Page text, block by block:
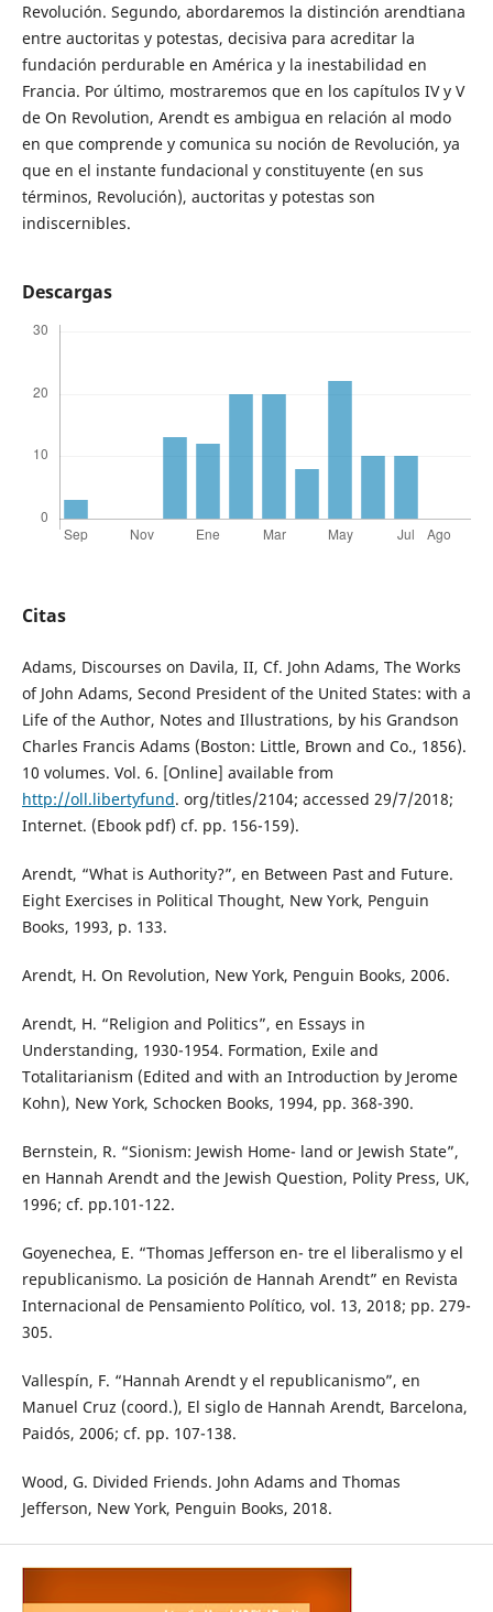
Revolución. Segundo, abordaremos la distinción arendtiana
entre auctoritas y potestas, decisiva para acreditar la
fundación perdurable en América y la inestabilidad en
Francia. Por último, mostraremos que en los capítulos IV y V
de On Revolution, Arendt es ambigua en relación al modo
en que comprende y comunica su noción de Revolución, ya
que en el instante fundacional y constituyente (en sus
términos, Revolución), auctoritas y potestas son
indiscernibles.
Descargas
Citas
Adams, Discourses on Davila, II, Cf. John Adams, The Works
of John Adams, Second President of the United States: with a
Life of the Author, Notes and Illustrations, by his Grandson
Charles Francis Adams (Boston: Little, Brown and Co., 1856).
10 volumes. Vol. 6. [Online] available from
http://oll.libertyfund. org/titles/2104; accessed 29/7/2018;
Internet. (Ebook pdf) cf. pp. 156-159).
Arendt, “What is Authority?”, en Between Past and Future.
Eight Exercises in Political Thought, New York, Penguin
Books, 1993, p. 133.
Arendt, H. On Revolution, New York, Penguin Books, 2006.
Arendt, H. “Religion and Politics”, en Essays in
Understanding, 1930-1954. Formation, Exile and
Totalitarianism (Edited and with an Introduction by Jerome
Kohn), New York, Schocken Books, 1994, pp. 368-390.
Bernstein, R. “Sionism: Jewish Home- land or Jewish State”,
en Hannah Arendt and the Jewish Question, Polity Press, UK,
1996; cf. pp.101-122.
Goyenechea, E. “Thomas Jefferson en- tre el liberalismo y el
republicanismo. La posición de Hannah Arendt” en Revista
Internacional de Pensamiento Político, vol. 13, 2018; pp. 279-
305.
Vallespín, F. “Hannah Arendt y el republicanismo”, en
Manuel Cruz (coord.), El siglo de Hannah Arendt, Barcelona,
Paidós, 2006; cf. pp. 107-138.
Wood, G. Divided Friends. John Adams and Thomas
Jefferson, New York, Penguin Books, 2018.